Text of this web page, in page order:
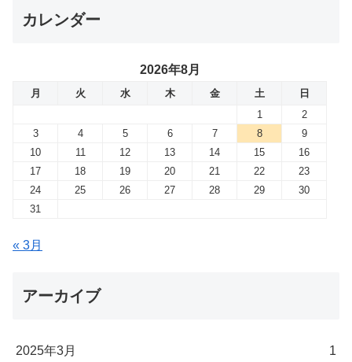
カレンダー
2026年8月
月 火 水 木 金 土
日
1
2
3
4 5 6 7 8
9
10
11 12 13 14 15
16
17
18 19 20 21 22
23
24
25 26 27 28 29
30
31
« 3月
アーカイブ
2025年3月 1